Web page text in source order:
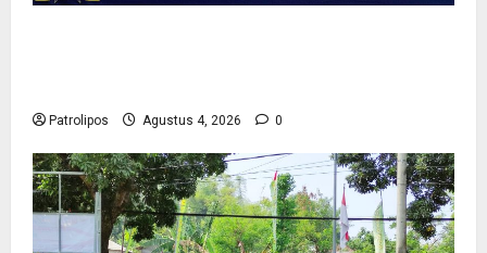
Patrolipos Agustus 4, 2026 0